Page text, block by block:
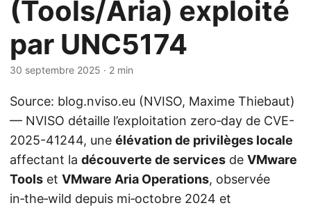
(Tools/Aria) exploité
par UNC5174
30 septembre 2025 · 2 min
Source: blog.nviso.eu (NVISO, Maxime Thiebaut)
— NVISO détaille l’exploitation zero‑day de CVE-
2025-41244, une élévation de privilèges locale
affectant la découverte de services de VMware
Tools et VMware Aria Operations, observée
in‑the‑wild depuis mi‑octobre 2024 et